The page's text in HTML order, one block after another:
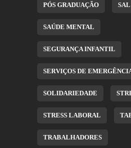
PÓS GRADUAÇÃO SAL
SAÚDE MENTAL
SEGURANÇA INFANTIL
SERVIÇOS DE
SOLIDARIEDADE
STRESS LABORAL
TRABALHADORES